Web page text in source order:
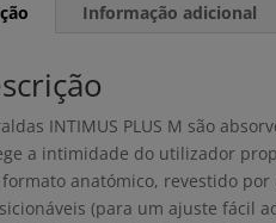
Informação adicional
INTIMUS PLUS M são
a intimidade do utilizador
formato anatómico, revestido
(para um ajuste fácil